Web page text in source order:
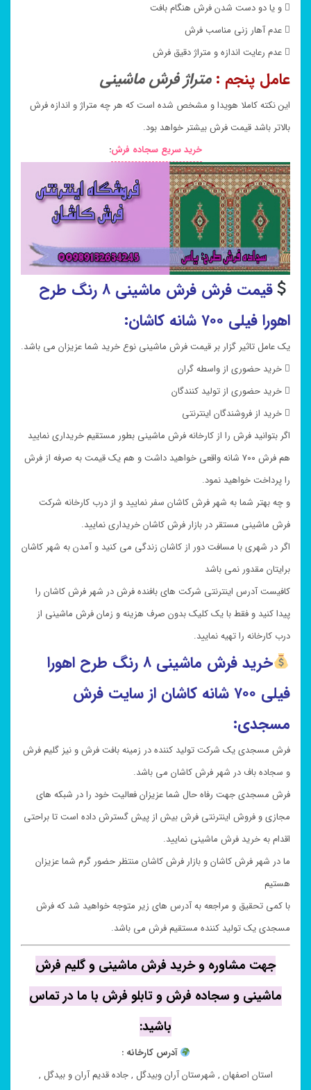
 و یا دو دست شدن فرش هنگام بافت
 عدم آهار زنی مناسب فرش
 عدم رعایت اندازه و متراژ دقیق فرش
عامل پنجم : متراژ فرش ماشینی
این نکته کاملا هویدا و مشخص شده است که هر چه متراژ و اندازه فرش
بالاتر باشد قیمت فرش بیشتر خواهد بود.
خرید سریع سجاده فرش:
قیمت فرش فرش ماشینی ۸ رنگ طرح
اهورا فیلی ۷۰۰ شانه کاشان:
یک عامل تاثیر گزار بر قیمت فرش ماشینی نوع خرید شما عزیزان می باشد.
 خرید حضوری از واسطه گران
 خرید حضوری از تولید کنندگان
 خرید از فروشندگان اینترنتی
اگر بتوانید فرش را از کارخانه فرش ماشینی بطور مستقیم خریداری نمایید
هم فرش ۷۰۰ شانه واقعی خواهید داشت و هم یک قیمت به صرفه از فرش
را پرداخت خواهید نمود.
و چه بهتر شما به شهر فرش کاشان سفر نمایید و از درب کارخانه شرکت
فرش ماشینی مستقر در بازار فرش کاشان خریداری نمایید.
اگر در شهری با مسافت دور از کاشان زندگی می کنید و آمدن به شهر کاشان
برایتان مقدور نمی باشد
کافیست آدرس اینترنتی شرکت های بافنده فرش در شهر فرش کاشان را
پیدا کنید و فقط با یک کلیک بدون صرف هزینه و زمان فرش ماشینی از
درب کارخانه را تهیه نمایید.
خرید
فرش ماشینی ۸ رنگ طرح اهورا
فیلی ۷۰۰ شانه کاشان از سایت فرش
مسجدی:
فرش مسجدی یک شرکت تولید کننده در زمینه بافت فرش و نیز گلیم فرش
و سجاده باف در شهر فرش کاشان می باشد.
فرش مسجدی جهت رفاه حال شما عزیزان فعالیت خود را در شبکه های
مجازی و فروش اینترنتی فرش بیش از پیش گسترش داده است تا براحتی
اقدام به خرید فرش ماشینی نمایید.
ما در شهر فرش کاشان و بازار فرش کاشان منتظر حضور گرم شما عزیزان
هستیم
با کمی تحقیق و مراجعه به آدرس های زیر متوجه خواهید شد که فرش
مسجدی یک تولید کننده مستقیم فرش می باشد.
جهت مشاوره و خرید فرش ماشینی و گلیم فرش
ماشینی و سجاده فرش و تابلو فرش با ما در تماس
باشید:
آدرس کارخانه :
استان اصفهان , شهرستان آران وبیدگل , جاده قدیم آران و بیدگل ,